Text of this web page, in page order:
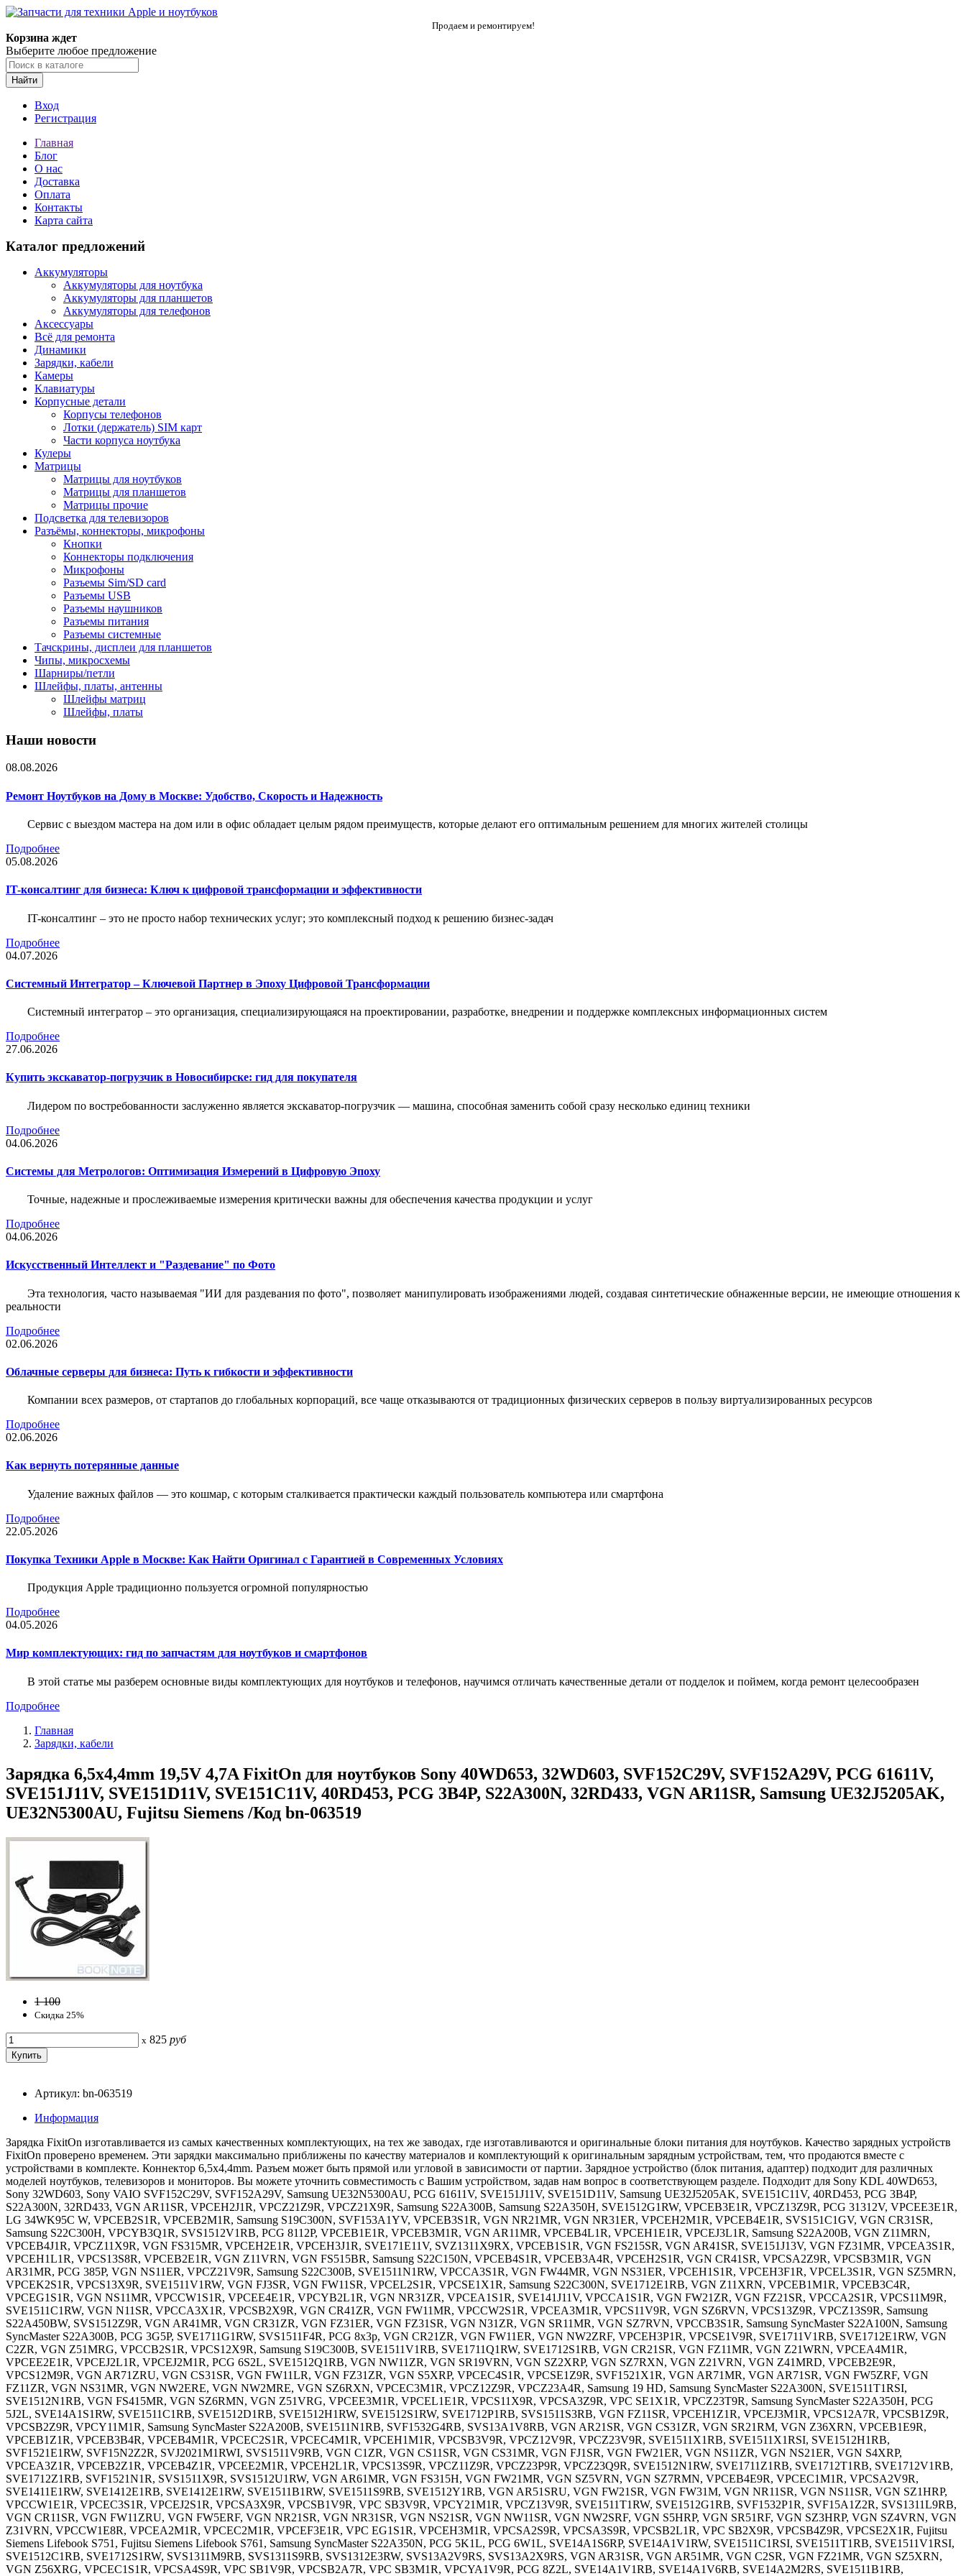
Продаем и ремонтируем!
Корзина ждет
Выберите любое предложение
Найти
Вход
Регистрация
Главная
Блог
О нас
Доставка
Оплата
Контакты
Карта сайта
Каталог предложений
Аккумуляторы
Аккумуляторы для ноутбука
Аккумуляторы для планшетов
Аккумуляторы для телефонов
Аксессуары
Всё для ремонта
Динамики
Зарядки, кабели
Камеры
Клавиатуры
Корпусные детали
Корпусы телефонов
Лотки (держатель) SIM карт
Части корпуса ноутбука
Кулеры
Матрицы
Матрицы для ноутбуков
Матрицы для планшетов
Матрицы прочие
Подсветка для телевизоров
Разъёмы, коннекторы, микрофоны
Кнопки
Коннекторы подключения
Микрофоны
Разъемы Sim/SD card
Разъемы USB
Разъемы наушников
Разъемы питания
Разъемы системные
Тачскрины, дисплеи для планшетов
Чипы, микросхемы
Шарниры/петли
Шлейфы, платы, антенны
Шлейфы матриц
Шлейфы, платы
Наши новости
08.08.2026
Ремонт Ноутбуков на Дому в Москве: Удобство, Скорость и Надежность
Сервис с выездом мастера на дом или в офис обладает целым рядом преимуществ, которые делают его оптимальным решением для многих жителей столицы
Подробнее
05.08.2026
IT-консалтинг для бизнеса: Ключ к цифровой трансформации и эффективности
IT-консалтинг – это не просто набор технических услуг; это комплексный подход к решению бизнес-задач
Подробнее
04.07.2026
Системный Интегратор – Ключевой Партнер в Эпоху Цифровой Трансформации
Системный интегратор – это организация, специализирующаяся на проектировании, разработке, внедрении и поддержке комплексных информационных систем
Подробнее
27.06.2026
Купить экскаватор-погрузчик в Новосибирске: гид для покупателя
Лидером по востребованности заслуженно является экскаватор-погрузчик — машина, способная заменить собой сразу несколько единиц техники
Подробнее
04.06.2026
Системы для Метрологов: Оптимизация Измерений в Цифровую Эпоху
Точные, надежные и прослеживаемые измерения критически важны для обеспечения качества продукции и услуг
Подробнее
04.06.2026
Искусственный Интеллект и "Раздевание" по Фото
Эта технология, часто называемая "ИИ для раздевания по фото", позволяет манипулировать изображениями людей, создавая синтетические обнаженные версии, не имеющие отношения к
реальности
Подробнее
02.06.2026
Облачные серверы для бизнеса: Путь к гибкости и эффективности
Компании всех размеров, от стартапов до глобальных корпораций, все чаще отказываются от традиционных физических серверов в пользу виртуализированных ресурсов
Подробнее
02.06.2026
Как вернуть потерянные данные
Удаление важных файлов — это кошмар, с которым сталкивается практически каждый пользователь компьютера или смартфона
Подробнее
22.05.2026
Покупка Техники Apple в Москве: Как Найти Оригинал с Гарантией в Современных Условиях
Продукция Apple традиционно пользуется огромной популярностью
Подробнее
04.05.2026
Мир комплектующих: гид по запчастям для ноутбуков и смартфонов
В этой статье мы разберем основные виды комплектующих для ноутбуков и телефонов, научимся отличать качественные детали от подделок и поймем, когда ремонт целесообразен
Подробнее
Главная
Зарядки, кабели
Зарядка 6,5x4,4mm 19,5V 4,7A FixitOn для ноутбуков Sony 40WD653, 32WD603, SVF152C29V, SVF152A29V, PCG 61611V,
SVE151J11V, SVE151D11V, SVE151C11V, 40RD453, PCG 3B4P, S22A300N, 32RD433, VGN AR11SR, Samsung UE32J5205AK,
UE32N5300AU, Fujitsu Siemens /Код bn-063519
1 100
Скидка 25%
x 825 руб
Артикул: bn-063519
Информация
Зарядка FixitOn изготавливается из самых качественных комплектующих, на тех же заводах, где изготавливаются и оригинальные блоки питания для ноутбуков. Качество зарядных устройств
FixitOn проверено временем. Эти зарядки максимально приближены по качеству материалов и комплектующий к оригинальным зарядным устройствам, тем, что продаются вместе с
устройствами в комплекте. Коннектор 6,5x4,4mm. Разъем может быть прямой или угловой в зависимости от партии. Зарядное устройство (блок питания, адаптер) подходит для различных
моделей ноутбуков, телевизоров и мониторов. Вы можете уточнить совместимость с Вашим устройством, задав нам вопрос в соответствующем разделе. Подходит для Sony KDL 40WD653,
Sony 32WD603, Sony VAIO SVF152C29V, SVF152A29V, Samsung UE32N5300AU, PCG 61611V, SVE151J11V, SVE151D11V, Samsung UE32J5205AK, SVE151C11V, 40RD453, PCG 3B4P,
S22A300N, 32RD433, VGN AR11SR, VPCEH2J1R, VPCZ21Z9R, VPCZ21X9R, Samsung S22A300B, Samsung S22A350H, SVE1512G1RW, VPCEB3E1R, VPCZ13Z9R, PCG 31312V, VPCEE3E1R,
LG 34WK95C W, VPCEB2S1R, VPCEB2M1R, Samsung S19C300N, SVF153A1YV, VPCEB3S1R, VGN NR21MR, VGN NR31ER, VPCEH2M1R, VPCEB4E1R, SVS151C1GV, VGN CR31SR,
Samsung S22C300H, VPCYB3Q1R, SVS1512V1RB, PCG 8112P, VPCEB1E1R, VPCEB3M1R, VGN AR11MR, VPCEB4L1R, VPCEH1E1R, VPCEJ3L1R, Samsung S22A200B, VGN Z11MRN,
VPCEB4J1R, VPCZ11X9R, VGN FS315MR, VPCEH2E1R, VPCEH3J1R, SVE171E11V, SVZ1311X9RX, VPCEB1S1R, VGN FS215SR, VGN AR41SR, SVE151J13V, VGN FZ31MR, VPCEA3S1R,
VPCEH1L1R, VPCS13S8R, VPCEB2E1R, VGN Z11VRN, VGN FS515BR, Samsung S22C150N, VPCEB4S1R, VPCEB3A4R, VPCEH2S1R, VGN CR41SR, VPCSA2Z9R, VPCSB3M1R, VGN
AR31MR, PCG 385P, VGN NS11ER, VPCZ21V9R, Samsung S22C300B, SVE1511N1RW, VPCCA3S1R, VGN FW44MR, VGN NS31ER, VPCEH1S1R, VPCEH3F1R, VPCEL3S1R, VGN SZ5MRN,
VPCEK2S1R, VPCS13X9R, SVE1511V1RW, VGN FJ3SR, VGN FW11SR, VPCEL2S1R, VPCSE1X1R, Samsung S22C300N, SVE1712E1RB, VGN Z11XRN, VPCEB1M1R, VPCEB3C4R,
VPCEG1S1R, VGN NS11MR, VPCCW1S1R, VPCEE4E1R, VPCYB2L1R, VGN NR31ZR, VPCEA1S1R, SVE141J11V, VPCCA1S1R, VGN FW21ZR, VGN FZ21SR, VPCCA2S1R, VPCS11M9R,
SVE1511C1RW, VGN N11SR, VPCCA3X1R, VPCSB2X9R, VGN CR41ZR, VGN FW11MR, VPCCW2S1R, VPCEA3M1R, VPCS11V9R, VGN SZ6RVN, VPCS13Z9R, VPCZ13S9R, Samsung
S22A450BW, SVS1512Z9R, VGN AR41MR, VGN CR31ZR, VGN FZ31ER, VGN FZ31SR, VGN N31ZR, VGN SR11MR, VGN SZ7RVN, VPCCB3S1R, Samsung SyncMaster S22A100N, Samsung
SyncMaster S22A300B, PCG 3G5P, SVE1711G1RW, SVS1511F4R, PCG 8x3p, VGN CR21ZR, VGN FW11ER, VGN NW2ZRF, VPCEH3P1R, VPCSE1V9R, SVE1711V1RB, SVE1712E1RW, VGN
C2ZR, VGN Z51MRG, VPCCB2S1R, VPCS12X9R, Samsung S19C300B, SVE1511V1RB, SVE1711Q1RW, SVE1712S1RB, VGN CR21SR, VGN FZ11MR, VGN Z21WRN, VPCEA4M1R,
VPCEE2E1R, VPCEJ2L1R, VPCEJ2M1R, PCG 6S2L, SVE1512Q1RB, VGN NW11ZR, VGN SR19VRN, VGN SZ2XRP, VGN SZ7RXN, VGN Z21VRN, VGN Z41MRD, VPCEB2E9R,
VPCS12M9R, VGN AR71ZRU, VGN CS31SR, VGN FW11LR, VGN FZ31ZR, VGN S5XRP, VPCEC4S1R, VPCSE1Z9R, SVF1521X1R, VGN AR71MR, VGN AR71SR, VGN FW5ZRF, VGN
FZ11ZR, VGN NS31MR, VGN NW2ERE, VGN NW2MRE, VGN SZ6RXN, VPCEC3M1R, VPCZ12Z9R, VPCZ23A4R, Samsung 19 HD, Samsung SyncMaster S22A300N, SVE1511T1RSI,
SVE1512N1RB, VGN FS415MR, VGN SZ6RMN, VGN Z51VRG, VPCEE3M1R, VPCEL1E1R, VPCS11X9R, VPCSA3Z9R, VPC SE1X1R, VPCZ23T9R, Samsung SyncMaster S22A350H, PCG
5J2L, SVE14A1S1RW, SVE1511C1RB, SVE1512D1RB, SVE1512H1RW, SVE1512S1RW, SVE1712P1RB, SVS1511S3RB, VGN FZ11SR, VPCEH1Z1R, VPCEJ3M1R, VPCS12A7R, VPCSB1Z9R,
VPCSB2Z9R, VPCY11M1R, Samsung SyncMaster S22A200B, SVE1511N1RB, SVF1532G4RB, SVS13A1V8RB, VGN AR21SR, VGN CS31ZR, VGN SR21RM, VGN Z36XRN, VPCEB1E9R,
VPCEB1Z1R, VPCEB3B4R, VPCEB4M1R, VPCEC2S1R, VPCEC4M1R, VPCEH1M1R, VPCSB3V9R, VPCZ12V9R, VPCZ23V9R, SVE1511X1RB, SVE1511X1RSI, SVE1512H1RB,
SVF1521E1RW, SVF15N2Z2R, SVJ2021M1RWI, SVS1511V9RB, VGN C1ZR, VGN CS11SR, VGN CS31MR, VGN FJ1SR, VGN FW21ER, VGN NS11ZR, VGN NS21ER, VGN S4XRP,
VPCEA3Z1R, VPCEB2Z1R, VPCEB4Z1R, VPCEE2M1R, VPCEH2L1R, VPCS13S9R, VPCZ11Z9R, VPCZ23P9R, VPCZ23Q9R, SVE1512N1RW, SVE1711Z1RB, SVE1712T1RB, SVE1712V1RB,
SVE1712Z1RB, SVF1521N1R, SVS1511X9R, SVS1512U1RW, VGN AR61MR, VGN FS315H, VGN FW21MR, VGN SZ5VRN, VGN SZ7RMN, VPCEB4E9R, VPCEC1M1R, VPCSA2V9R,
SVE1411E1RW, SVE1412E1RB, SVE1412E1RW, SVE1511B1RW, SVE1511S9RB, SVE1512Y1RB, VGN AR51SRU, VGN FW21SR, VGN FW31M, VGN NR11SR, VGN NS11SR, VGN SZ1HRP,
VPCCW1E1R, VPCEC3S1R, VPCEJ2S1R, VPCSA3X9R, VPCSB1V9R, VPC SB3V9R, VPCY21M1R, VPCZ13V9R, SVE1511T1RW, SVE1512G1RB, SVF1532P1R, SVF15A1Z2R, SVS1311L9RB,
VGN CR11SR, VGN FW11ZRU, VGN FW5ERF, VGN NR21SR, VGN NR31SR, VGN NS21SR, VGN NW11SR, VGN NW2SRF, VGN S5HRP, VGN SR51RF, VGN SZ3HRP, VGN SZ4VRN, VGN
Z31VRN, VPCCW1E8R, VPCEA2M1R, VPCEC2M1R, VPCEF3E1R, VPC EG1S1R, VPCEH3M1R, VPCSA2S9R, VPCSA3S9R, VPCSB2L1R, VPC SB2X9R, VPCSB4Z9R, VPCSE2X1R, Fujitsu
Siemens Lifebook S751, Fujitsu Siemens Lifebook S761, Samsung SyncMaster S22A350N, PCG 5K1L, PCG 6W1L, SVE14A1S6RP, SVE14A1V1RW, SVE1511C1RSI, SVE1511T1RB, SVE1511V1RSI,
SVE1512C1RB, SVE1712S1RW, SVS1311M9RB, SVS1311S9RB, SVS1312E3RW, SVS13A2V9RS, SVS13A2X9RS, VGN AR31SR, VGN AR51MR, VGN C2SR, VGN FZ21MR, VGN SZ5XRN,
VGN Z56XRG, VPCEC1S1R, VPCSA4S9R, VPC SB1V9R, VPCSB2A7R, VPC SB3M1R, VPCYA1V9R, PCG 8Z2L, SVE14A1V1RB, SVE14A1V6RB, SVE14A2M2RS, SVE1511B1RB,